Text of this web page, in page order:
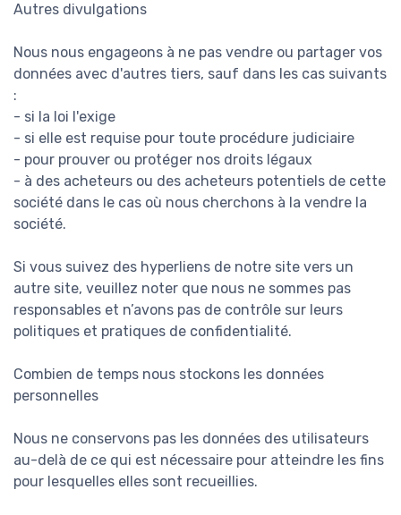
Autres divulgations
Nous nous engageons à ne pas vendre ou partager vos
données avec d'autres tiers, sauf dans les cas suivants
:
- si la loi l'exige
- si elle est requise pour toute procédure judiciaire
- pour prouver ou protéger nos droits légaux
- à des acheteurs ou des acheteurs potentiels de cette
société dans le cas où nous cherchons à la vendre la
société.
Si vous suivez des hyperliens de notre site vers un
autre site, veuillez noter que nous ne sommes pas
responsables et n’avons pas de contrôle sur leurs
politiques et pratiques de confidentialité.
Combien de temps nous stockons les données
personnelles
Nous ne conservons pas les données des utilisateurs
au-delà de ce qui est nécessaire pour atteindre les fins
pour lesquelles elles sont recueillies.